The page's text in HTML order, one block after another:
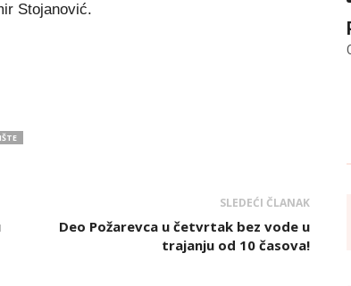
Stojanović.
SLEDEĆI ČLANAK
Deo Požarevca u četvrtak bez vode u
trajanju od 10 časova!